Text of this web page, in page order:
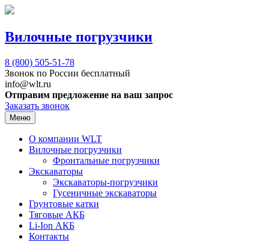
Вилочные погрузчики
8 (800) 505-51-78
Звонок по России бесплатный
info@wlt.ru
Отправим предложение на ваш запрос
Заказать звонок
Меню
О компании WLT
Вилочные погрузчики
Фронтальные погрузчики
Экскаваторы
Экскаваторы-погрузчики
Гусеничные экскаваторы
Грунтовые катки
Тяговые АКБ
Li-Ion АКБ
Контакты